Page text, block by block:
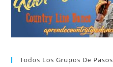
Todos Los Grupos De Pasos